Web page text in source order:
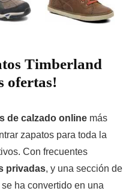
Timberland
ofertas!
de calzado online más
zapatos para toda la
Con frecuentes
privadas, y una sección de
se ha convertido en una